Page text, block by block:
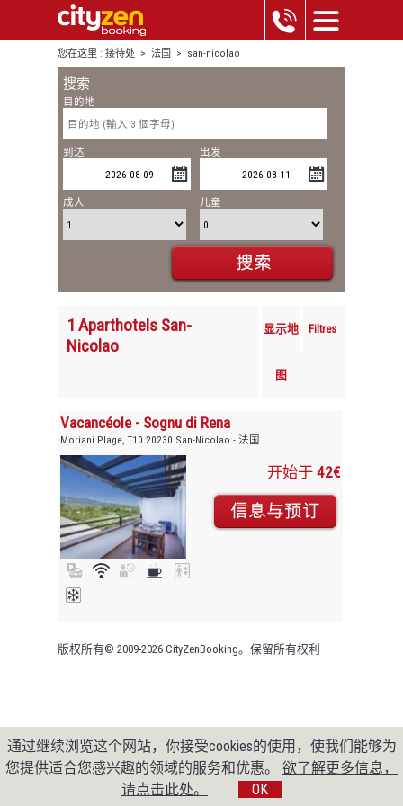
您在这里 : 接待处 > 法国 > san-nicolao
搜索
目的地
到达 出发
成人 儿童
1 Aparthotels San-
Nicolao
显示地
图
Filtres
Vacancéole - Sognu di Rena
Moriani Plage, T10 20230 San-Nicolao - 法国
开始于 42€
版权所有© 2009-2026 CityZenBooking。保留所有权利
通过继续浏览这个网站，你接受cookies的使用，使我们能够为
您提供适合您感兴趣的领域的服务和优惠。 欲了解更多信息，
请点击此处。
OK